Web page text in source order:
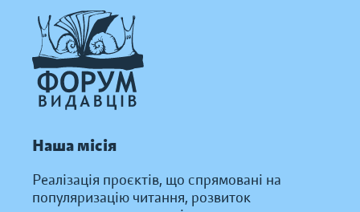
Наша місія
Реалізація проєктів, що спрямовані на
популяризацію читання, розвиток